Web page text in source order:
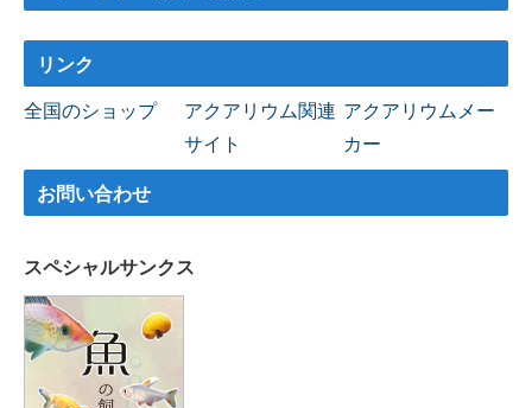
リンク
全国のショップ
アクアリウム関連
サイト
アクアリウムメー
カー
お問い合わせ
スペシャルサンクス